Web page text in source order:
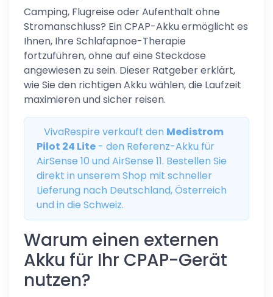
Camping, Flugreise oder Aufenthalt ohne
Stromanschluss? Ein CPAP-Akku ermöglicht es
Ihnen, Ihre Schlafapnoe-Therapie
fortzuführen, ohne auf eine Steckdose
angewiesen zu sein. Dieser Ratgeber erklärt,
wie Sie den richtigen Akku wählen, die Laufzeit
maximieren und sicher reisen.
VivaRespire verkauft den Medistrom
Pilot 24 Lite - den Referenz-Akku für
AirSense 10 und AirSense 11. Bestellen Sie
direkt in unserem Shop mit schneller
Lieferung nach Deutschland, Österreich
und in die Schweiz.
Warum einen externen
Akku für Ihr CPAP-Gerät
nutzen?